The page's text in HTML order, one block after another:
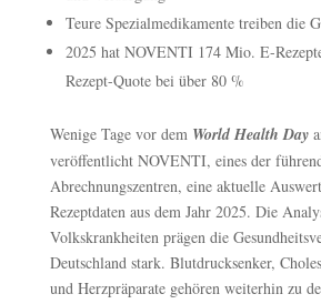
Teure Spezialmedikamente treiben die
2025 hat NOVENTI 174 Mio. E-
Rezept-Quote bei über 80 %
Wenige Tage vor dem World Health Day
veröffentlicht NOVENTI, eines der
Abrechnungszentren, eine aktuelle
Rezeptdaten aus dem Jahr 2025. Die
Volkskrankheiten prägen die
Deutschland stark. Blutdrucksenker,
und Herzpräparate gehören weiterhin zu